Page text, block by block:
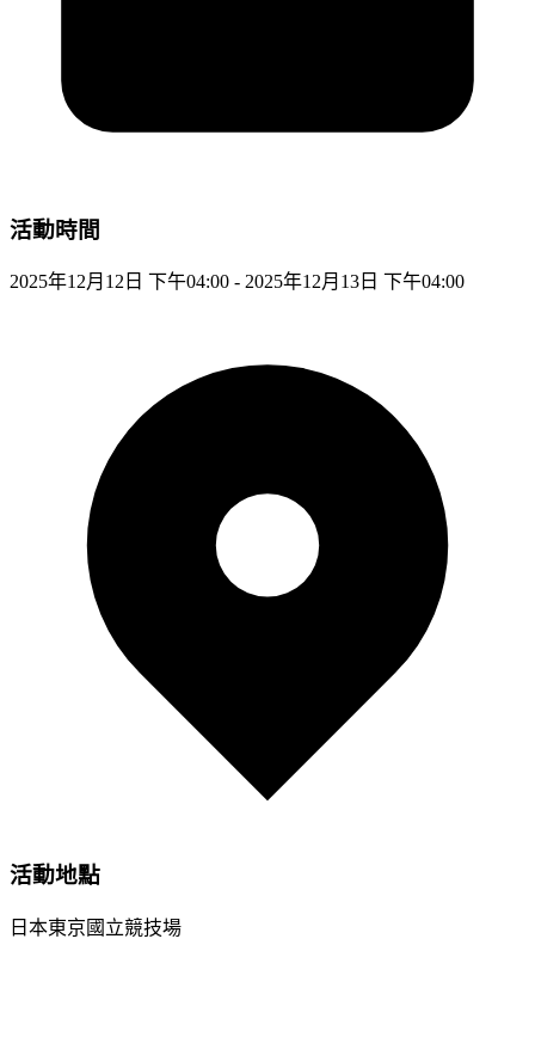
活動時間
2025年12月12日 下午04:00 - 2025年12月13日 下午04:00
活動地點
日本東京國立競技場